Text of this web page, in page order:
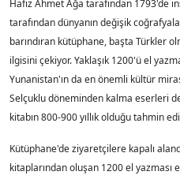
Hafız Ahmet Ağa tarafından 1793'de
tarafından dünyanın değişik
barındıran kütüphane, başta Türkler
ilgisini çekiyor. Yaklaşık 1200'ü el
Yunanistan'ın da en önemli kültür
Selçuklu döneminden kalma eserleri
kitabın 800-900 yıllık olduğu tahmin
Kütüphane'de ziyaretçilere kapalı
kitaplarından oluşan 1200 el yazması